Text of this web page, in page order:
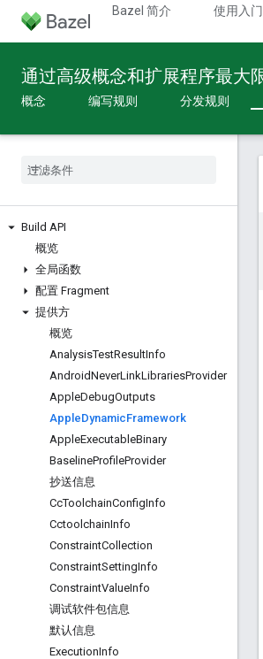
Bazel 简介 使用入门
通过高级概念和扩展程序最大
概念 编写规则 分发规则
Build API
概览
全局函数
配置 Fragment
提供方
概览
AnalysisTestResultInfo
AndroidNeverLinkLibrariesProvider
AppleDebugOutputs
AppleDynamicFramework
AppleExecutableBinary
BaselineProfileProvider
抄送信息
CcToolchainConfigInfo
CctoolchainInfo
ConstraintCollection
ConstraintSettingInfo
ConstraintValueInfo
调试软件包信息
默认信息
ExecutionInfo